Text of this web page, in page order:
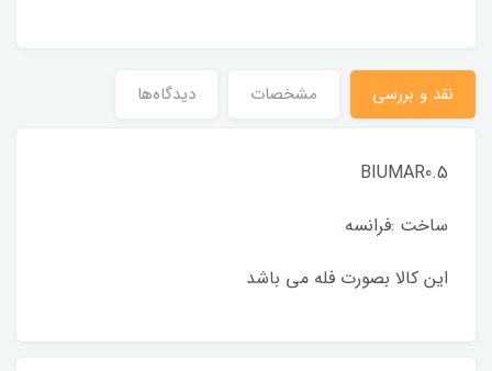
نقد و بررسی مشخصات دیدگاه‌ها
BIUMAR0.5
ساخت :فرانسه
این کالا بصورت فله می باشد